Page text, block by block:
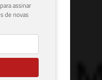
assinar
de novas